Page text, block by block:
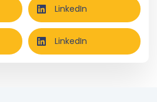
LinkedIn
LinkedIn